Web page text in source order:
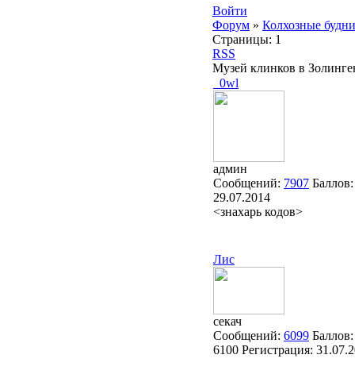
Войти
Форум » Колхозные будни
Страницы: 1
RSS
Музей клинков в
_0wl
админ
Сообщений: 7907
29.07.2014
<знахарь кодов>
Лис
секач
Сообщений: 6099 Баллов:
6100 Регистрация: